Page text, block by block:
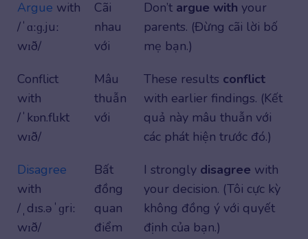
Argue with
/ˈɑːɡ.juː
wɪð/
Cãi
nhau
với
Don’t argue with your
parents. (Đừng cãi lời bố
mẹ bạn.)
Conflict
with
/ˈkɒn.flɪkt
wɪð/
Mâu
thuẫn
với
These results conflict
with earlier findings. (Kết
quả này mâu thuẫn với
các phát hiện trước đó.)
Disagree
with
/ˌdɪs.əˈɡriː
wɪð/
Bất
đồng
quan
điểm
I strongly disagree with
your decision. (Tôi cực kỳ
không đồng ý với quyết
định của bạn.)